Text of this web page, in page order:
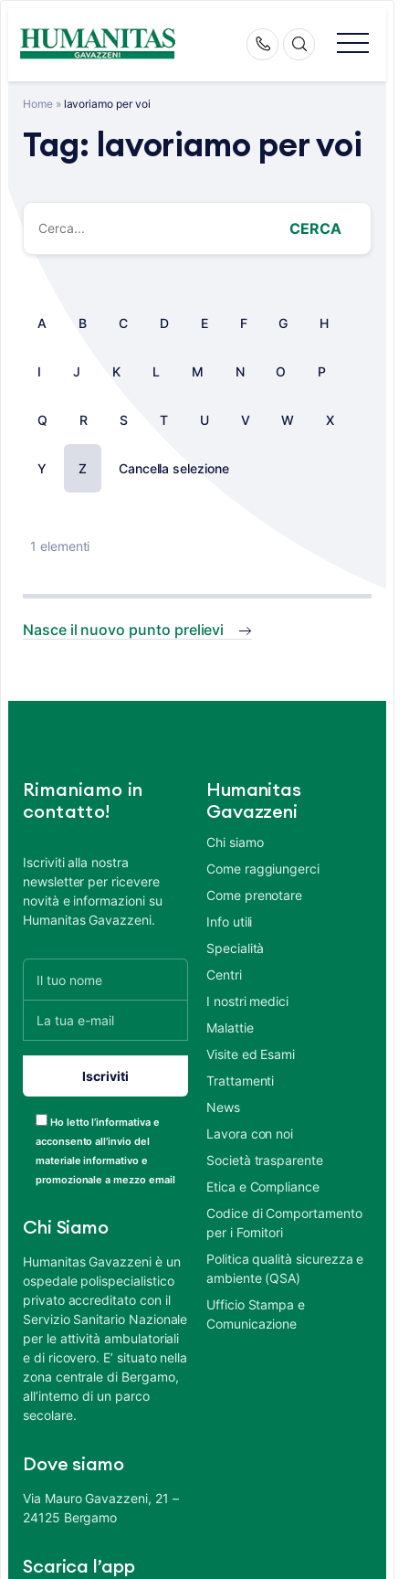
content
Home» lavoriamo per voi
Tag: lavoriamo per voi
CERCA
A B C D E F G H
I J K L M N O P
Q R S T U V W X
Y Z Cancella selezione
1 elementi
Nasce il nuovo punto prelievi
Rimaniamo in
contatto!
Iscriviti alla nostra
newsletter per ricevere
novità e informazioni su
Humanitas Gavazzeni.
Ho letto l’informativa e
acconsento all’invio del
materiale informativo e
promozionale a mezzo email
Chi Siamo
Humanitas Gavazzeni è un
ospedale polispecialistico
privato accreditato con il
Servizio Sanitario Nazionale
per le attività ambulatoriali
e di ricovero. E’ situato nella
zona centrale di Bergamo,
all’interno di un parco
secolare.
Dove siamo
Via Mauro Gavazzeni, 21 –
24125 Bergamo
Scarica l’app
Humanitas
Gavazzeni
Chi siamo
Come raggiungerci
Come prenotare
Info utili
Specialità
Centri
I nostri medici
Malattie
Visite ed Esami
Trattamenti
News
Lavora con noi
Società trasparente
Etica e Compliance
Codice di Comportamento
per i Fornitori
Politica qualità sicurezza e
ambiente (QSA)
Ufficio Stampa e
Comunicazione